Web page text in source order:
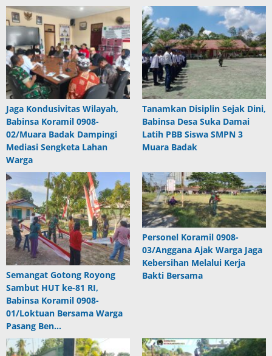
Jaga Kondusivitas Wilayah,
Babinsa Koramil 0908-
02/Muara Badak Dampingi
Mediasi Sengketa Lahan
Warga
Tanamkan Disiplin Sejak Dini,
Babinsa Desa Suka Damai
Latih PBB Siswa SMPN 3
Muara Badak
Semangat Gotong Royong
Sambut HUT ke-81 RI,
Babinsa Koramil 0908-
01/Loktuan Bersama Warga
Pasang Ben…
Personel Koramil 0908-
03/Anggana Ajak Warga Jaga
Kebersihan Melalui Kerja
Bakti Bersama